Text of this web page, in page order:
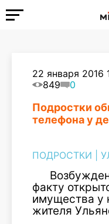
22 января 2016
849
0
Подростки
телефона у
ПОДРОСТКИ
факту
имущества у
жителя